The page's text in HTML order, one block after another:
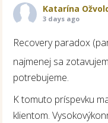
Katarína
3 days ago
Recovery paradox
najmenej sa
potrebujeme.
K tomuto príspevku
klientom.